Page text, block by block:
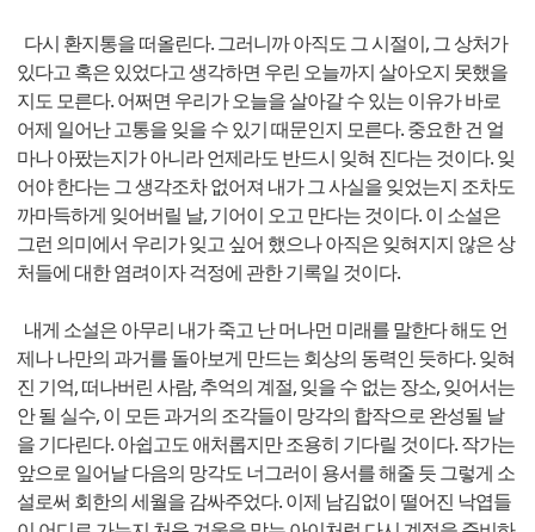
다시 환지통을 떠올린다. 그러니까 아직도 그 시절이, 그 상처가
있다고 혹은 있었다고 생각하면 우린 오늘까지 살아오지 못했을
지도 모른다. 어쩌면 우리가 오늘을 살아갈 수 있는 이유가 바로
어제 일어난 고통을 잊을 수 있기 때문인지 모른다. 중요한 건 얼
마나 아팠는지가 아니라 언제라도 반드시 잊혀 진다는 것이다. 잊
어야 한다는 그 생각조차 없어져 내가 그 사실을 잊었는지 조차도
까마득하게 잊어버릴 날, 기어이 오고 만다는 것이다. 이 소설은
그런 의미에서 우리가 잊고 싶어 했으나 아직은 잊혀지지 않은 상
처들에 대한 염려이자 걱정에 관한 기록일 것이다.
내게 소설은 아무리 내가 죽고 난 머나먼 미래를 말한다 해도 언
제나 나만의 과거를 돌아보게 만드는 회상의 동력인 듯하다. 잊혀
진 기억, 떠나버린 사람, 추억의 계절, 잊을 수 없는 장소, 잊어서는
안 될 실수, 이 모든 과거의 조각들이 망각의 합작으로 완성될 날
을 기다린다. 아쉽고도 애처롭지만 조용히 기다릴 것이다. 작가는
앞으로 일어날 다음의 망각도 너그러이 용서를 해줄 듯 그렇게 소
설로써 회한의 세월을 감싸주었다. 이제 남김없이 떨어진 낙엽들